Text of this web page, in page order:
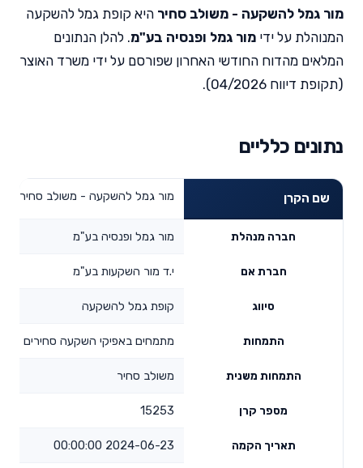
מור גמל להשקעה - משולב סחיר היא קופת גמל להשקעה
המנוהלת על ידי מור גמל ופנסיה בע"מ. להלן הנתונים
המלאים מהדוח החודשי האחרון שפורסם על ידי משרד האוצר
(תקופת דיווח 04/2026).
נתונים כלליים
שם הקרן מור גמל להשקעה - משולב סחיר
חברה מנהלת מור גמל ופנסיה בע"מ
חברת אם י.ד מור השקעות בע"מ
סיווג קופת גמל להשקעה
התמחות מתמחים באפיקי השקעה סחירים
התמחות משנית משולב סחיר
מספר קרן 15253
תאריך הקמה 2024-06-23 00:00:00